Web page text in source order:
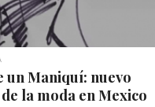
un Maniquí: nuevo
la moda en Mexico